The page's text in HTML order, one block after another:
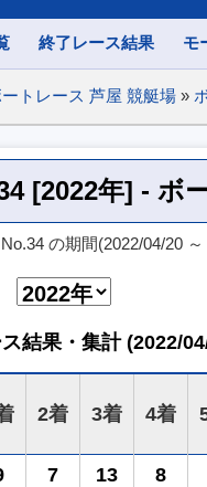
終了レース結果 モ
ートレース 芦屋 競艇場 »
[2022年] - ボ
の期間(2022/04/20
結果・集計 (2022/
2着 3着 4着
7 13 8